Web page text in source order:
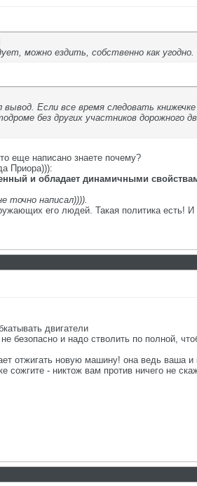
можно ездить, собственно как
Если все время следовать
без других участников дорожного
еще написано знаете почему?
Приора))):
и обладает динамичными
точно написал)))).
его людей. Такая политика
двигатели
безопасно и надо стволить по полной,
отжигать новую машину! она ведь ваша и
сожгите - никтож вам против ничего не